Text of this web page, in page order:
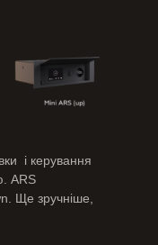
і керування
ARS
Ще зручніше,